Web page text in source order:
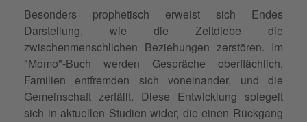
Besonders prophetisch erweist sich Endes
Darstellung, wie die Zeitdiebe die
zwischenmenschlichen Beziehungen zerstören. Im
"Momo"-Buch werden Gespräche oberflächlich,
Familien entfremden sich voneinander, und die
Gemeinschaft zerfällt. Diese Entwicklung spiegelt
sich in aktuellen Studien wider, die einen Rückgang